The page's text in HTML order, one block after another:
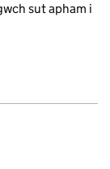
sut apham i